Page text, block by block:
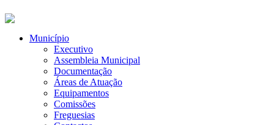
Município
Executivo
Assembleia Municipal
Documentação
Áreas de Atuação
Equipamentos
Comissões
Freguesias